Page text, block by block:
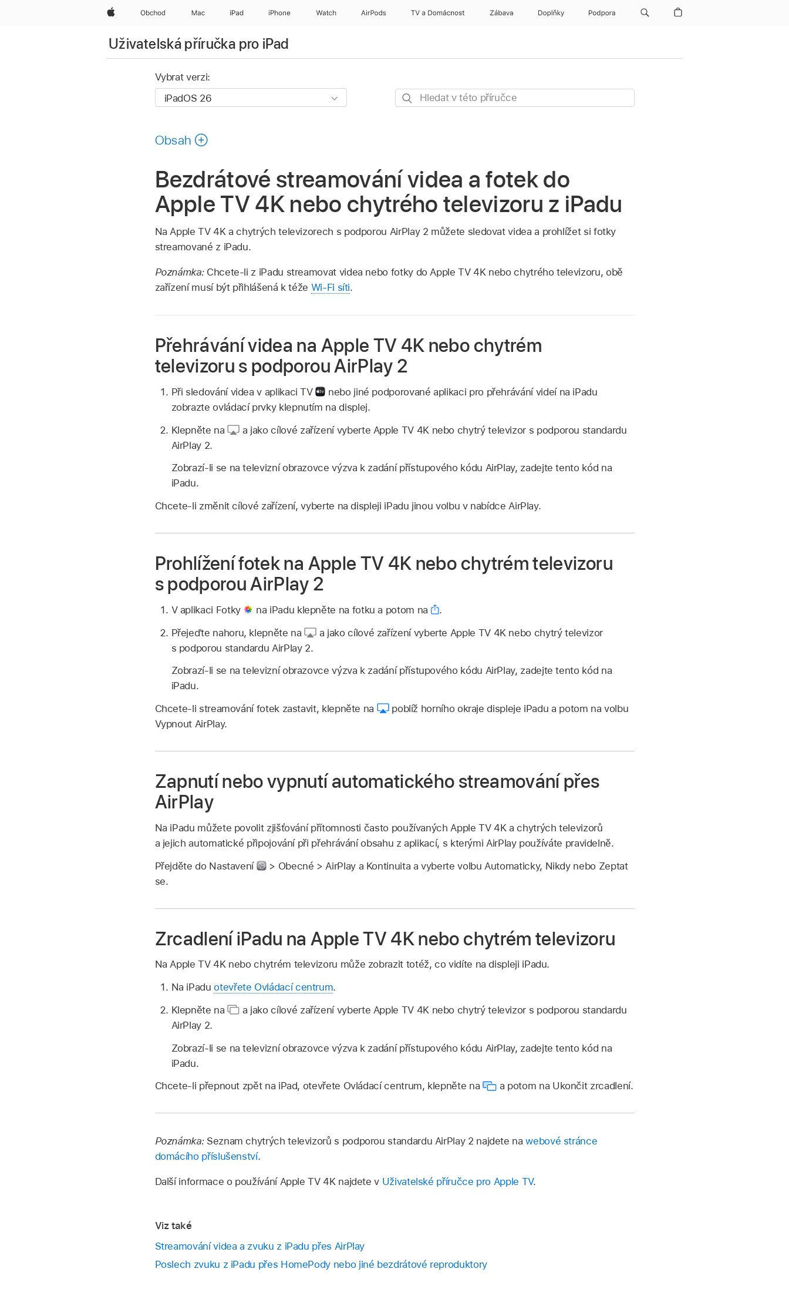
AppleObchod Mac iPad iPhone Watch AirPods TV a Domácnost Zábava Doplňky Podpora
Uživatelská příručka pro iPad
Vybrat verzi:
Hledat
Obsah
Bezdrátové streamování videa a fotek do
Apple TV 4K nebo chytrého televizoru z iPadu
Na Apple TV 4K a chytrých televizorech s podporou AirPlay 2 můžete sledovat videa a prohlížet si fotky
streamované z iPadu.
Poznámka: Chcete‑li z iPadu streamovat videa nebo fotky do Apple TV 4K nebo chytrého televizoru, obě
zařízení musí být přihlášená k téže Wi‑Fi síti.
Přehrávání videa na Apple TV 4K nebo chytrém
televizoru s podporou AirPlay 2
Při sledování videa v aplikaci TV
nebo jiné podporované aplikaci pro přehrávání videí na iPadu
zobrazte ovládací prvky klepnutím na displej.
Klepněte na
a jako cílové zařízení vyberte Apple TV 4K nebo chytrý televizor s podporou standardu
AirPlay 2.
Zobrazí-li se na televizní obrazovce výzva k zadání přístupového kódu AirPlay, zadejte tento kód na
iPadu.
Chcete‑li změnit cílové zařízení, vyberte na displeji iPadu jinou volbu v nabídce AirPlay.
Prohlížení fotek na Apple TV 4K nebo chytrém televizoru
s podporou AirPlay 2
V aplikaci Fotky na iPadu klepněte na fotku a potom na
.
Přejeďte nahoru, klepněte na
a jako cílové zařízení vyberte Apple TV 4K nebo chytrý televizor
s podporou standardu AirPlay 2.
Zobrazí-li se na televizní obrazovce výzva k zadání přístupového kódu AirPlay, zadejte tento kód na
iPadu.
Chcete‑li streamování fotek zastavit, klepněte na
poblíž horního okraje displeje iPadu a potom na volbu
Vypnout AirPlay.
Zapnutí nebo vypnutí automatického streamování přes
AirPlay
Na iPadu můžete povolit zjišťování přítomnosti často používaných Apple TV 4K a chytrých televizorů
a jejich automatické připojování při přehrávání obsahu z aplikací, s kterými AirPlay používáte pravidelně.
Přejděte do Nastavení
> Obecné > AirPlay a Kontinuita a vyberte volbu Automaticky, Nikdy nebo Zeptat
se.
Zrcadlení iPadu na Apple TV 4K nebo chytrém televizoru
Na Apple TV 4K nebo chytrém televizoru může zobrazit totéž, co vidíte na displeji iPadu.
Na iPaduotevřete Ovládací centrum.
Klepněte na
a jako cílové zařízení vyberte Apple TV 4K nebo chytrý televizor s podporou standardu
AirPlay 2.
Zobrazí-li se na televizní obrazovce výzva k zadání přístupového kódu AirPlay, zadejte tento kód na
iPadu.
Chcete‑li přepnout zpět na iPad, otevřete Ovládací centrum, klepněte na
a potom na Ukončit zrcadlení.
Poznámka: Seznam chytrých televizorů s podporou standardu AirPlay 2 najdete nawebové stránce
domácího příslušenství.
Další informace o používání Apple TV 4K najdete v Uživatelské příručce pro Apple TV.
Viz také
Streamování videa a zvuku z iPadu přes AirPlay
Poslech zvuku z iPadu přes HomePody nebo jiné bezdrátové reproduktory